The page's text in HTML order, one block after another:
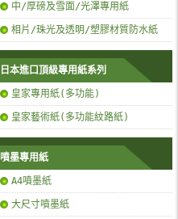
中/厚磅及雪面/光澤專用紙
相片/珠光及透明/塑膠材質防水紙
日本進口頂級專用紙系列
皇家專用紙(多功能)
皇家藝術紙(多功能紋路紙)
噴墨專用紙
A4噴墨紙
大尺寸噴墨紙